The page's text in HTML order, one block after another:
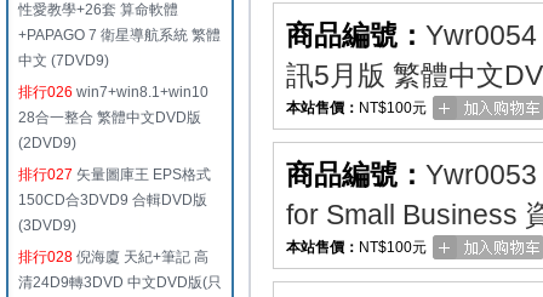
性愛教學+26套 算命軟體
+PAPAGO 7 衛星導航系統 繁體
中文 (7DVD9)
排行026 win7+win8.1+win10
28合一整合 繁體中文DVD版
(2DVD9)
排行027 矢量圖庫王 EPS格式
150CD合3DVD9 合輯DVD版
(3DVD9)
排行028 倪海廈 天紀+筆記 高
清24D9轉3DVD 中文DVD版(只
商品編號： Ywr0054
訊5月版 繁體中文
本站售價： NT$100元
商品編號： Ywr0053
for Small Business
本站售價： NT$100元